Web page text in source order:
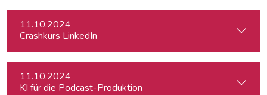
11.10.2024
Crashkurs LinkedIn
11.10.2024
KI für die Podcast-Produktion